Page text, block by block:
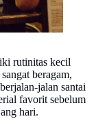
rutinitas kecil
beragam,
jalan santai
favorit sebelum
hari.